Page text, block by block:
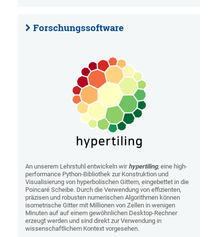
Forschungssoftware
An unserem Lehrstuhl entwickeln wirhypertiling, eine high-
performance Python-Bibliothek zur Konstruktion und
Visualisierung von hyperbolischen Gittern, eingebettet in die
Poincaré Scheibe. Durch die Verwendung von effizienten,
präzisen und robusten numerischen Algorithmen können
isometrische Gitter mit Millionen von Zellen in wenigen
Minuten auf auf einem gewöhnlichen Desktop-Rechner
erzeugt werden und sind direkt zur Verwendung in
wissenschaftlichem Kontext vorgesehen.